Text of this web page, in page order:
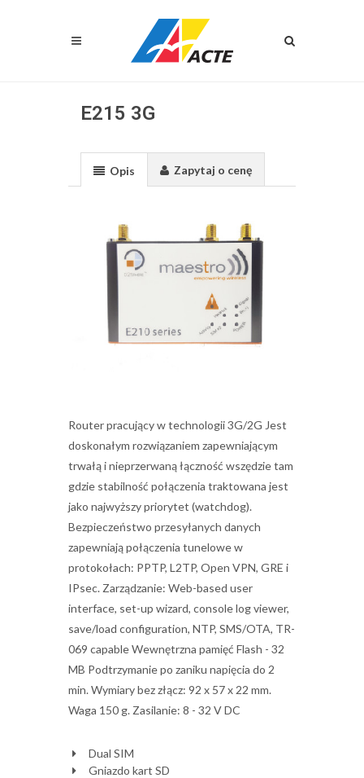
E215 3G
Opis Zapytaj o cenę
Router pracujący w technologii 3G/2G Jest
doskonałym rozwiązaniem zapewniającym
trwałą i nieprzerwaną łączność wszędzie tam
gdzie stabilność połączenia traktowana jest
jako najwyższy priorytet (watchdog).
Bezpieczeństwo przesyłanych danych
zapewniają połączenia tunelowe w
protokołach: PPTP, L2TP, Open VPN, GRE i
IPsec. Zarządzanie: Web-based user
interface, set-up wizard, console log viewer,
save/load configuration, NTP, SMS/OTA, TR-
069 capable Wewnętrzna pamięć Flash - 32
MB Podtrzymanie po zaniku napięcia do 2
min. Wymiary bez złącz: 92 x 57 x 22 mm.
Waga 150 g. Zasilanie: 8 - 32 V DC
Dual SIM
Gniazdo kart SD